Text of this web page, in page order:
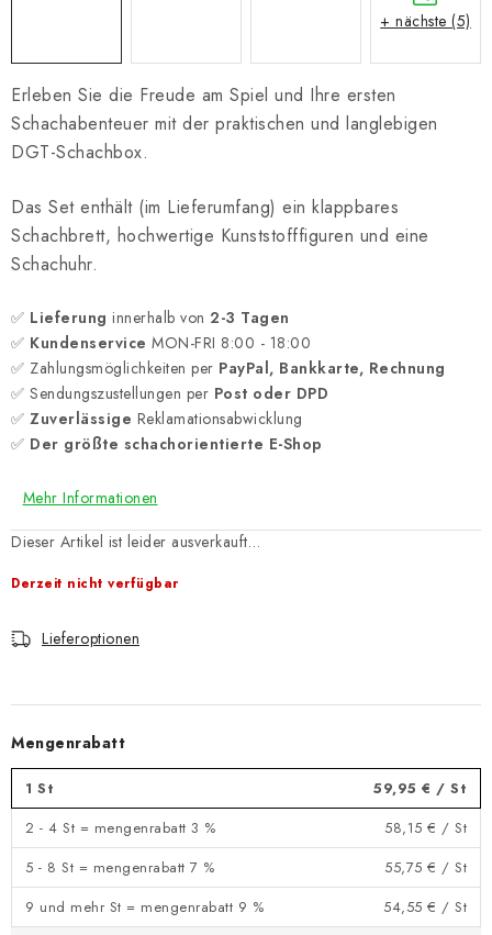
Erleben Sie die Freude am Spiel und Ihre ersten
Schachabenteuer mit der praktischen und langlebigen
DGT-Schachbox.
Das Set enthält (im Lieferumfang) ein klappbares
Schachbrett, hochwertige Kunststofffiguren und eine
Schachuhr.
✅ Lieferung innerhalb von 2-3 Tagen
✅ Kundenservice MON-FRI 8:00 - 18:00
✅ Zahlungsmöglichkeiten per PayPal, Bankkarte, Rechnung
✅ Sendungszustellungen per Post oder DPD
✅ Zuverlässige Reklamationsabwicklung
✅ Der größte schachorientierte E-Shop
Mehr Informationen
Dieser Artikel ist leider ausverkauft…
Derzeit nicht verfügbar
Lieferoptionen
Mengenrabatt
1 St 59,95 € / St
2 - 4 St = mengenrabatt 3 %
58,15 € / St
5 - 8 St = mengenrabatt 7 %
55,75 € / St
9 und mehr St = mengenrabatt 9 %
54,55 € / St
+ nächste (5)